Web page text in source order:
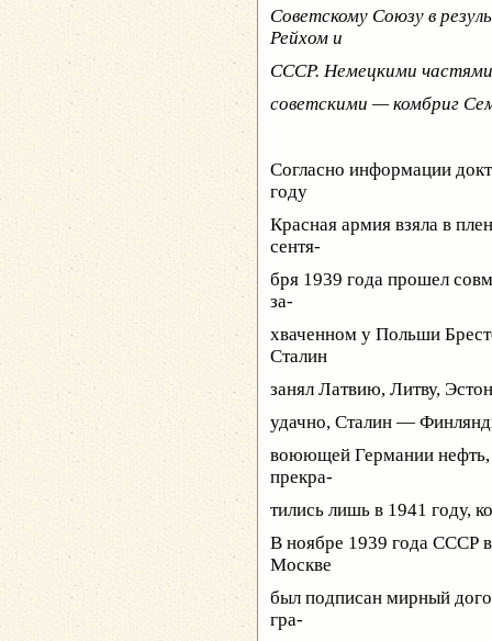
Советскому Союзу в
Рейхом и
СССР. Немецкими частями
советскими — комбриг
Согласно информации
году
Красная армия взяла в
сентя-
бря 1939 года прошел
за-
хваченном у Польши
Сталин
занял Латвию, Литву,
удачно, Сталин —
воюющей Германии нефть,
прекра-
тились лишь в 1941 году,
В ноябре 1939 года СССР
Москве
был подписан мирный
гра-